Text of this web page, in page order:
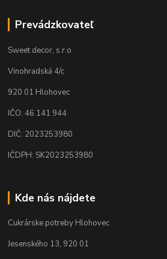
Prevádzkovateľ
Sweet decor, s.r.o
Vinohradská 4/c
920 01 Hlohovec
IČO: 46 141 944
DIČ: 2023253980
IČDPH: SK2023253980
Kde nás nájdete
Cukrárske potreby Hlohovec
Jesenského 13, 920 01